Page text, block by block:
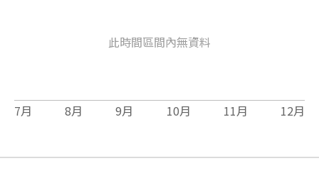
此時間區間內無資料
7月 8月 9月 10月 11月 12月